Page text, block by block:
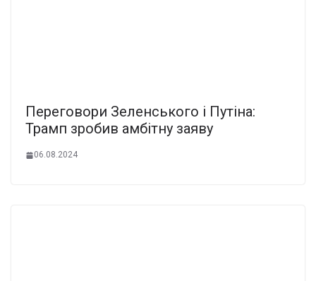
Переговори Зеленського і Путіна:
Трамп зробив амбітну заяву
06.08.2024